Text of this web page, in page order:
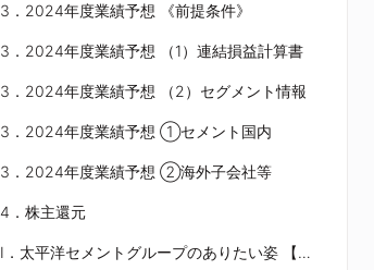
3．2024年度業績予想 《前提条件》
3．2024年度業績予想 （1）連結損益計算書
3．2024年度業績予想 （2）セグメント情報
3．2024年度業績予想 ①セメント国内
3．2024年度業績予想 ②海外子会社等
4．株主還元
Ⅰ．太平洋セメントグループのありたい姿 【経営理念】